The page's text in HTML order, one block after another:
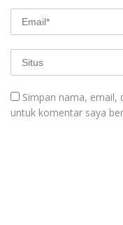
Simpan nama, email,
untuk komentar saya